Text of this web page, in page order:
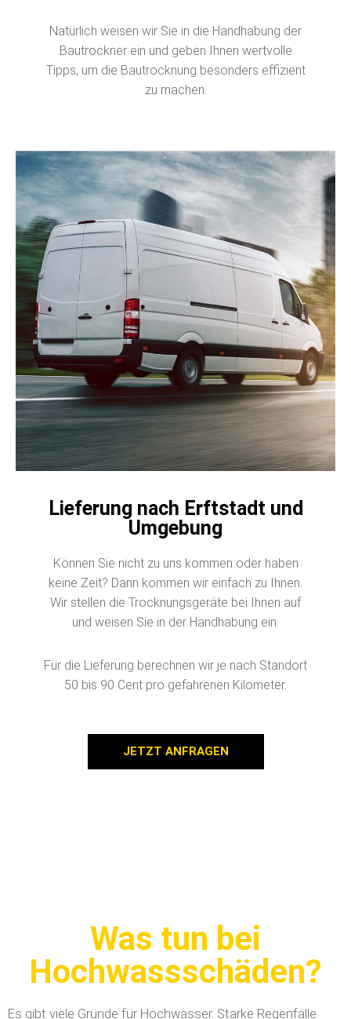
Natürlich weisen wir Sie in die Handhabung der
Bautrockner ein und geben Ihnen wertvolle
Tipps, um die Bautrocknung besonders effizient
zu machen.
Lieferung nach Erftstadt und
Umgebung
Können Sie nicht zu uns kommen oder haben
keine Zeit? Dann kommen wir einfach zu Ihnen.
Wir stellen die Trocknungsgeräte bei Ihnen auf
und weisen Sie in der Handhabung ein.
Für die Lieferung berechnen wir je nach Standort
50 bis 90 Cent pro gefahrenen Kilometer.
JETZT ANFRAGEN
Was tun bei
Hochwassschäden?
Es gibt viele Gründe für Hochwasser. Starke Regenfälle